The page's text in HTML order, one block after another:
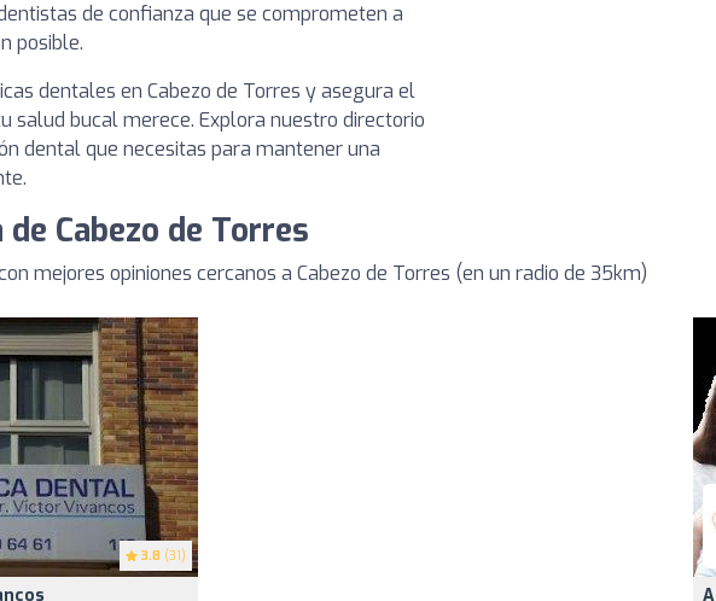
de confianza que se comprometen a
posible.
dentales en Cabezo de Torres y asegura el
salud bucal merece. Explora nuestro directorio
dental que necesitas para mantener una
Cabezo de Torres
mejores opiniones cercanos a Cabezo de Torres (en un radio de 35km)
3.8 (31)